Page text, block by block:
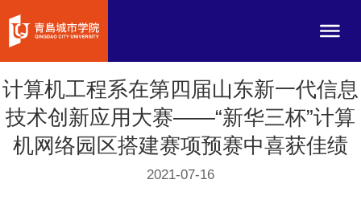
计算机工程系在第四届山东新一代信息
技术创新应用大赛——“新华三杯”计算
机网络园区搭建赛项预赛中喜获佳绩
2021-07-16